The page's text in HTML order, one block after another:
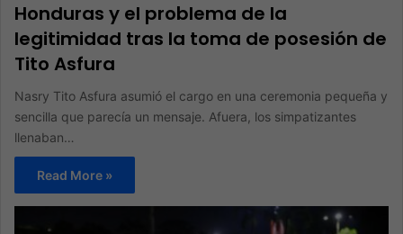
Honduras y el problema de la
legitimidad tras la toma de posesión de
Tito Asfura
Nasry Tito Asfura asumió el cargo en una ceremonia pequeña y
sencilla que parecía un mensaje. Afuera, los simpatizantes
llenaban…
Read More »